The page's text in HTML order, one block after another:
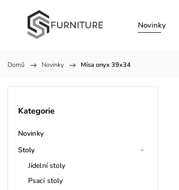
Novinky
Domů / Novinky / Mísa onyx 39x34
Kategorie
Novinky
Stoly
Jídelní stoly
Psací stoly